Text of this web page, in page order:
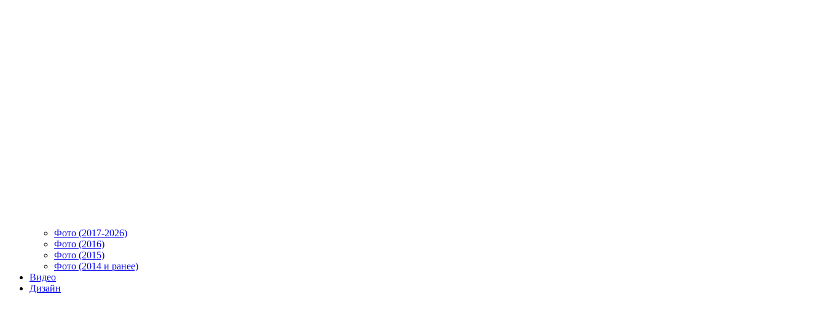
Фото (2017-2026)
Фото (2016)
Фото (2015)
Фото (2014 и ранее)
Видео
Дизайн